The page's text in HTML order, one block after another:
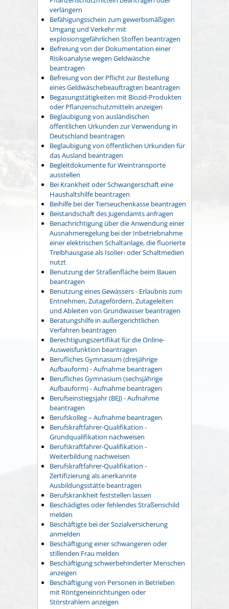
verlängern
Befähigungsschein zum gewerbsmäßigen
Umgang und Verkehr mit
explosionsgefährlichen Stoffen beantragen
Befreiung von der Dokumentation einer
Risikoanalyse wegen Geldwäsche
beantragen
Befreiung von der Pflicht zur Bestellung
eines Geldwäschebeauftragten beantragen
Begasungstätigkeiten mit Biozid-Produkten
oder Pflanzenschutzmitteln anzeigen
Beglaubigung von ausländischen
öffentlichen Urkunden zur Verwendung in
Deutschland beantragen
Beglaubigung von öffentlichen Urkunden für
das Ausland beantragen
Begleitdokumente für Weintransporte
ausstellen
Bei Krankheit oder Schwangerschaft eine
Haushaltshilfe beantragen
Beihilfe bei der Tierseuchenkasse beantragen
Beistandschaft des Jugendamts anfragen
Benachrichtigung über die Anwendung einer
Ausnahmeregelung bei der Inbetriebnahme
einer elektrischen Schaltanlage, die fluorierte
Treibhausgase als Isolier- oder Schaltmedien
nutzt
Benutzung der Straßenfläche beim Bauen
beantragen
Benutzung eines Gewässers - Erlaubnis zum
Entnehmen, Zutagefördern, Zutageleiten
und Ableiten von Grundwasser beantragen
Beratungshilfe in außergerichtlichen
Verfahren beantragen
Berechtigungszertifikat für die Online-
Ausweisfunktion beantragen
Berufliches Gymnasium (dreijährige
Aufbauform) - Aufnahme beantragen
Berufliches Gymnasium (sechsjährige
Aufbauform) - Aufnahme beantragen
Berufseinstiegsjahr (BEJ) - Aufnahme
beantragen
Berufskolleg – Aufnahme beantragen
Berufskraftfahrer-Qualifikation -
Grundqualifikation nachweisen
Berufskraftfahrer-Qualifikation -
Weiterbildung nachweisen
Berufskraftfahrer-Qualifikation -
Zertifizierung als anerkannte
Ausbildungsstätte beantragen
Berufskrankheit feststellen lassen
Beschädigtes oder fehlendes Straßenschild
melden
Beschäftigte bei der Sozialversicherung
anmelden
Beschäftigung einer schwangeren oder
stillenden Frau melden
Beschäftigung schwerbehinderter Menschen
anzeigen
Beschäftigung von Personen in Betrieben
mit Röntgeneinrichtungen oder
Störstrahlern anzeigen